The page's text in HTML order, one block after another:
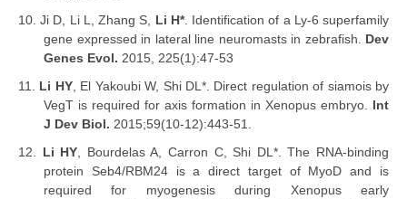
10.Ji D, Li L, Zhang S, Li H*. Identification of a Ly-6 superfamily
gene expressed in lateral line neuromasts in zebrafish.
Dev
Genes Evol. 2015, 225(1):47-53
11. Li HY, El Yakoubi W, Shi DL*. Direct regulation of siamois by
VegT is required for axis formation in Xenopus embryo. Int
J Dev Biol. 2015;59(10-12):443-51.
12. Li HY , Bourdelas A, Carron C, Shi DL*. The RNA-binding
protein Seb4/RBM24 is a direct target of MyoD and is
required for myogenesis during Xenopus early